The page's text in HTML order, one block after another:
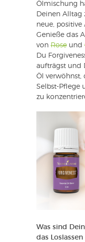
Ölmischung
Deinen Alltag
neue,
Genieße das
von Rose und
Du
aufträgst und
Öl verwöhnst,
Selbst-Pflege
zu
Was sind
das